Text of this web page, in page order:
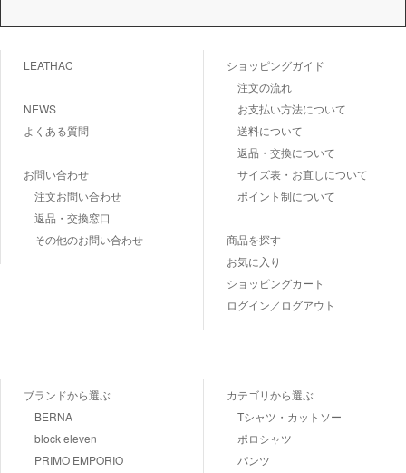
LEATHAC
NEWS
よくある質問
お問い合わせ
注文お問い合わせ
返品・交換窓口
その他のお問い合わせ
ショッピングガイド
注文の流れ
お支払い方法について
送料について
返品・交換について
サイズ表・お直しについて
ポイント制について
商品を探す
お気に入り
ショッピングカート
ログイン／ログアウト
ブランドから選ぶ
BERNA
block eleven
PRIMO EMPORIO
カテゴリから選ぶ
Tシャツ・カットソー
ポロシャツ
パンツ